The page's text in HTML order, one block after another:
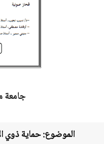
جامعة
الموضوع:حماية ذوي